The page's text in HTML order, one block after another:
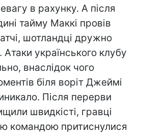
в рахунку. А після
тайму Маккі провів
шотландці дружно
Атаки українського клубу
внаслідок чого
біля воріт Джеймі
Після перерви
швидкісті, гравці
командою притиснулися